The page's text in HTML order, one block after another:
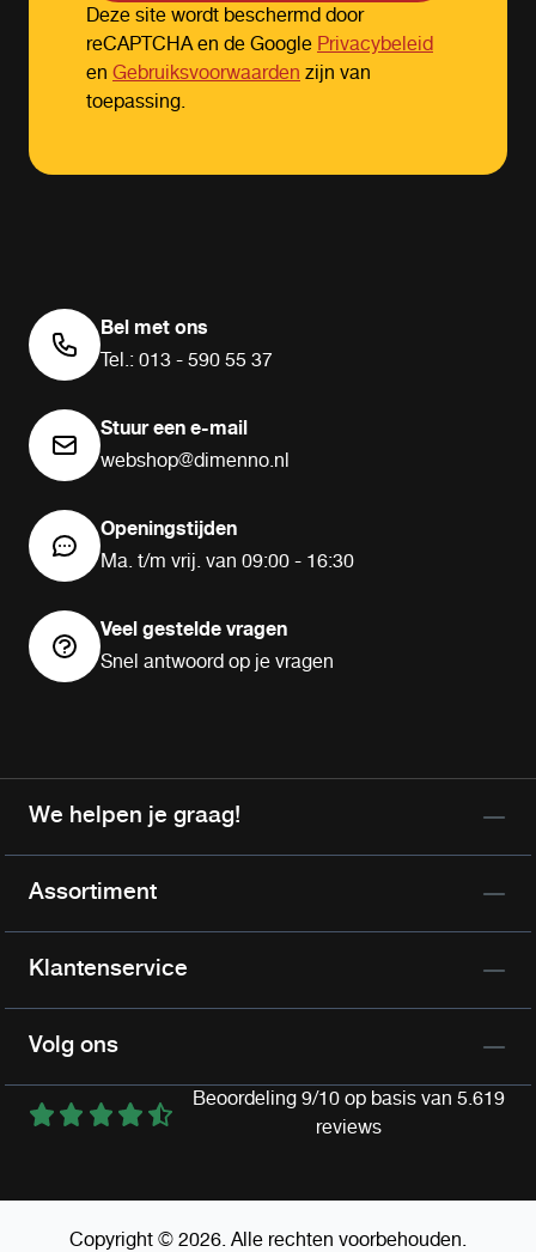
Deze site wordt beschermd door
reCAPTCHA en de GooglePrivacybeleid
en Gebruiksvoorwaardenzijn van
toepassing.
Bel met ons
Tel.: 013 - 590 55 37
Stuur een e-mail
webshop@dimenno.nl
Openingstijden
Ma. t/m vrij. van 09:00 - 16:30
Veel gestelde vragen
Snel antwoord op je vragen
We helpen je graag!
Assortiment
Klantenservice
Volg ons
Beoordeling 9/10 op basis van 5.619
reviews
Copyright © 2026. Alle rechten voorbehouden.